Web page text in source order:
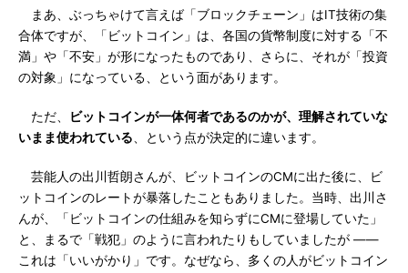
まあ、ぶっちゃけて言えば「ブロックチェーン」はIT技術の集
合体ですが、「ビットコイン」は、各国の貨幣制度に対する「不
満」や「不安」が形になったものであり、さらに、それが「投資
の対象」になっている、という面があります。
ただ、
ビットコインが一体何者であるのかが、理解されていな
いまま使われている 、という点が決定的に違います。
芸能人の出川哲朗さんが、ビットコインのCMに出た後に、ビ
ットコインのレートが暴落したこともありました。当時、出川さ
んが、「ビットコインの仕組みを知らずにCMに登場していた」
と、まるで「戦犯」のように言われたりもしていましたが ――
これは「いいがかり」です。なぜなら、多くの人がビットコイン